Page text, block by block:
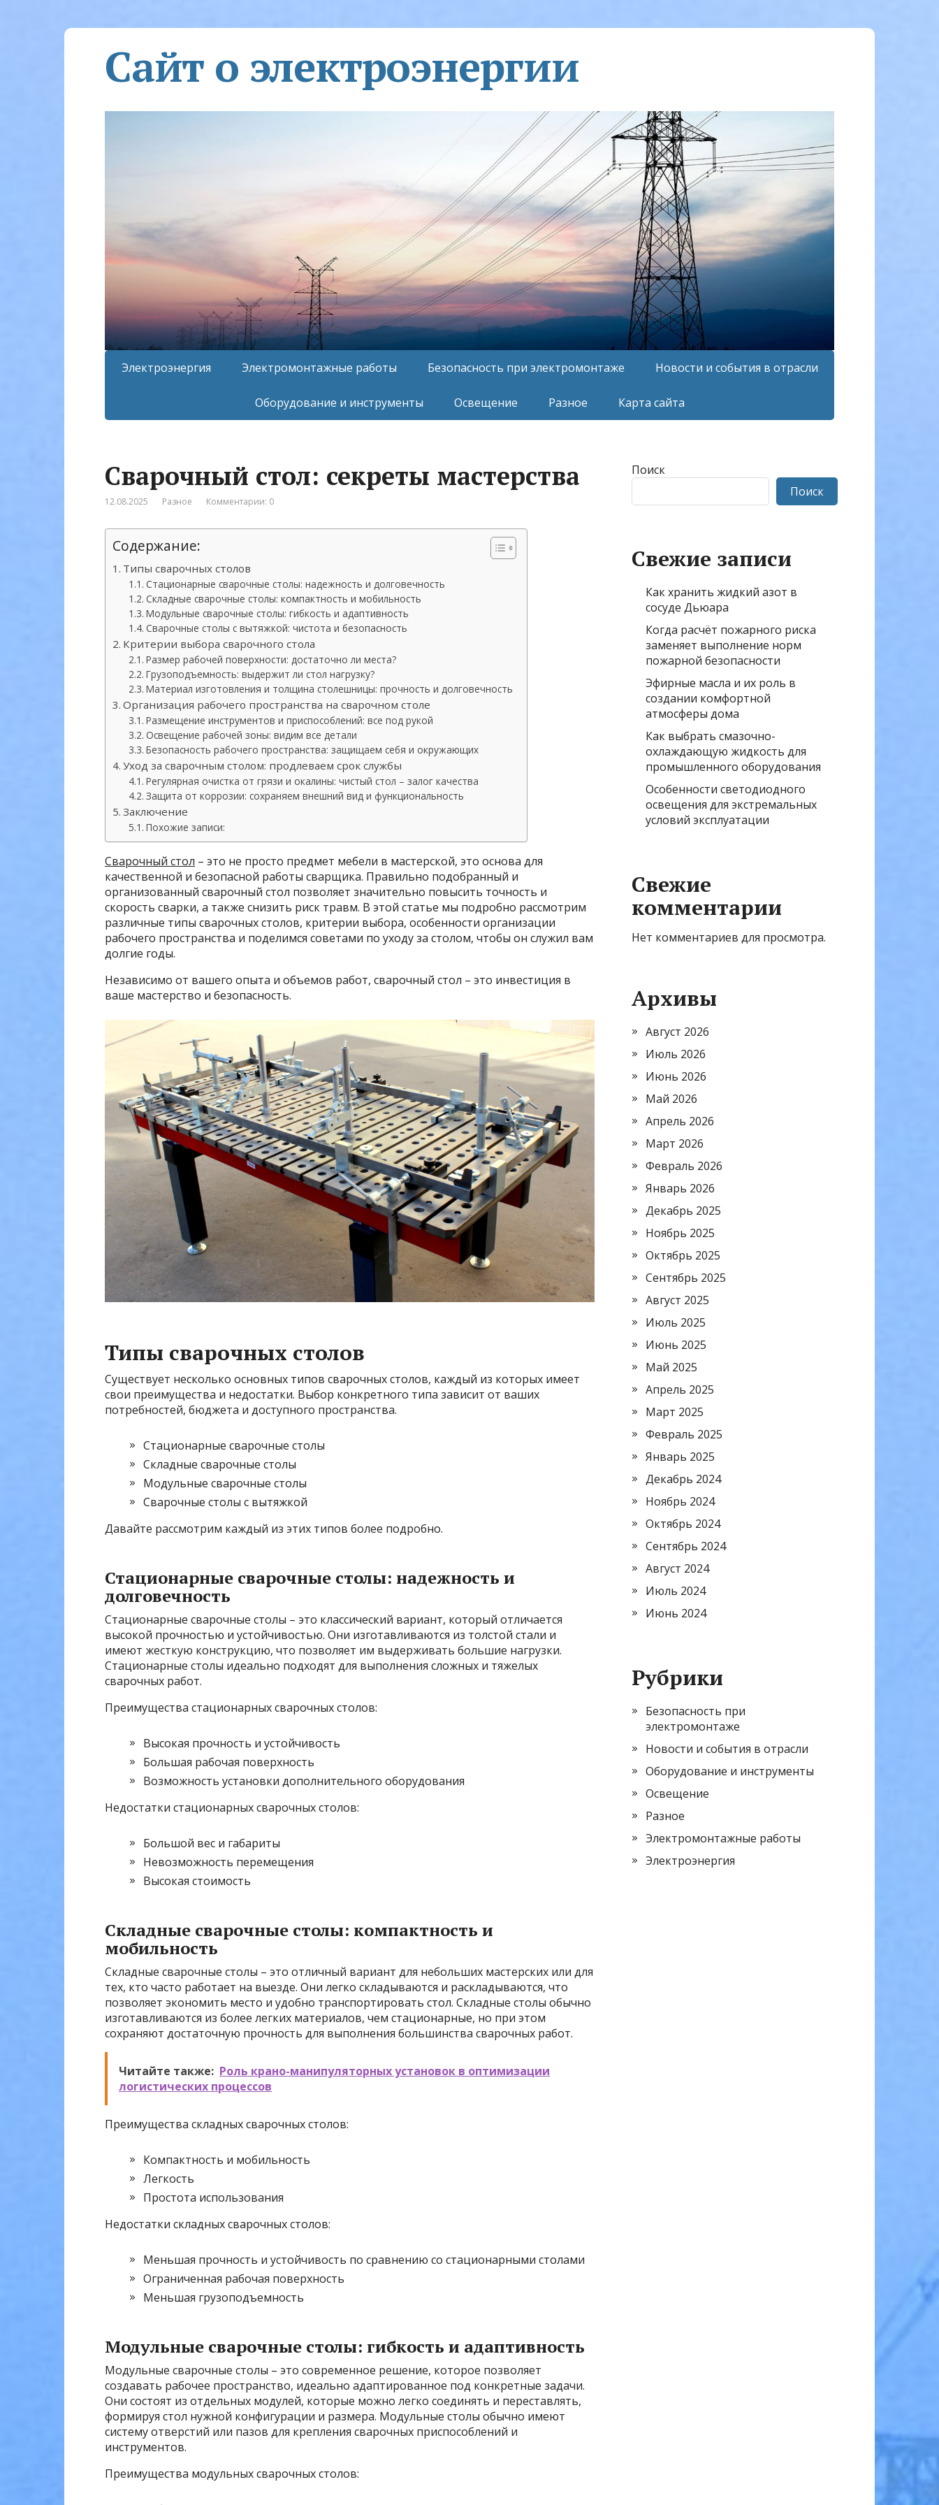
Сайт о электроэнергии
Электроэнергия Электромонтажные работы Безопасность при электромонтаже Новости и события в отрасли
Оборудование и инструменты Освещение Разное Карта сайта
Сварочный стол: секреты мастерства
12.08.2025 Разное Комментарии: 0
Содержание:
Типы сварочных столов
Стационарные сварочные столы: надежность и долговечность
Складные сварочные столы: компактность и мобильность
Модульные сварочные столы: гибкость и адаптивность
Сварочные столы с вытяжкой: чистота и безопасность
Критерии выбора сварочного стола
Размер рабочей поверхности: достаточно ли места?
Грузоподъемность: выдержит ли стол нагрузку?
Материал изготовления и толщина столешницы: прочность и долговечность
Организация рабочего пространства на сварочном столе
Размещение инструментов и приспособлений: все под рукой
Освещение рабочей зоны: видим все детали
Безопасность рабочего пространства: защищаем себя и окружающих
Уход за сварочным столом: продлеваем срок службы
Регулярная очистка от грязи и окалины: чистый стол – залог качества
Защита от коррозии: сохраняем внешний вид и функциональность
Заключение
Похожие записи:
Сварочный стол – это не просто предмет мебели в мастерской, это основа для
качественной и безопасной работы сварщика. Правильно подобранный и
организованный сварочный стол позволяет значительно повысить точность и
скорость сварки, а также снизить риск травм. В этой статье мы подробно рассмотрим
различные типы сварочных столов, критерии выбора, особенности организации
рабочего пространства и поделимся советами по уходу за столом, чтобы он служил вам
долгие годы.
Независимо от вашего опыта и объемов работ, сварочный стол – это инвестиция в
ваше мастерство и безопасность.
Типы сварочных столов
Существует несколько основных типов сварочных столов, каждый из которых имеет
свои преимущества и недостатки. Выбор конкретного типа зависит от ваших
потребностей, бюджета и доступного пространства.
Стационарные сварочные столы
Складные сварочные столы
Модульные сварочные столы
Сварочные столы с вытяжкой
Давайте рассмотрим каждый из этих типов более подробно.
Стационарные сварочные столы: надежность и
долговечность
Стационарные сварочные столы – это классический вариант, который отличается
высокой прочностью и устойчивостью. Они изготавливаются из толстой стали и
имеют жесткую конструкцию, что позволяет им выдерживать большие нагрузки.
Стационарные столы идеально подходят для выполнения сложных и тяжелых
сварочных работ.
Преимущества стационарных сварочных столов:
Высокая прочность и устойчивость
Большая рабочая поверхность
Возможность установки дополнительного оборудования
Недостатки стационарных сварочных столов:
Большой вес и габариты
Невозможность перемещения
Высокая стоимость
Складные сварочные столы: компактность и
мобильность
Складные сварочные столы – это отличный вариант для небольших мастерских или для
тех, кто часто работает на выезде. Они легко складываются и раскладываются, что
позволяет экономить место и удобно транспортировать стол. Складные столы обычно
изготавливаются из более легких материалов, чем стационарные, но при этом
сохраняют достаточную прочность для выполнения большинства сварочных работ.
Читайте также: Роль крано-манипуляторных установок в оптимизации
логистических процессов
Преимущества складных сварочных столов:
Компактность и мобильность
Легкость
Простота использования
Недостатки складных сварочных столов:
Меньшая прочность и устойчивость по сравнению со стационарными столами
Ограниченная рабочая поверхность
Меньшая грузоподъемность
Модульные сварочные столы: гибкость и адаптивность
Модульные сварочные столы – это современное решение, которое позволяет
создавать рабочее пространство, идеально адаптированное под конкретные задачи.
Они состоят из отдельных модулей, которые можно легко соединять и переставлять,
формируя стол нужной конфигурации и размера. Модульные столы обычно имеют
систему отверстий или пазов для крепления сварочных приспособлений и
инструментов.
Преимущества модульных сварочных столов:
Поиск
Поиск
Свежие записи
Как хранить жидкий азот в
сосуде Дьюара
Когда расчёт пожарного риска
заменяет выполнение норм
пожарной безопасности
Эфирные масла и их роль в
создании комфортной
атмосферы дома
Как выбрать смазочно-
охлаждающую жидкость для
промышленного оборудования
Особенности светодиодного
освещения для экстремальных
условий эксплуатации
Свежие
комментарии
Нет комментариев для просмотра.
Архивы
Август 2026
Июль 2026
Июнь 2026
Май 2026
Апрель 2026
Март 2026
Февраль 2026
Январь 2026
Декабрь 2025
Ноябрь 2025
Октябрь 2025
Сентябрь 2025
Август 2025
Июль 2025
Июнь 2025
Май 2025
Апрель 2025
Март 2025
Февраль 2025
Январь 2025
Декабрь 2024
Ноябрь 2024
Октябрь 2024
Сентябрь 2024
Август 2024
Июль 2024
Июнь 2024
Рубрики
Безопасность при
электромонтаже
Новости и события в отрасли
Оборудование и инструменты
Освещение
Разное
Электромонтажные работы
Электроэнергия